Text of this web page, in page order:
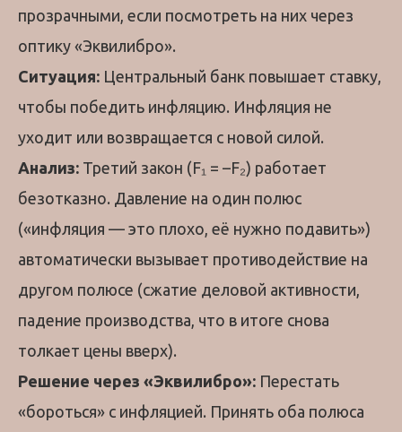
прозрачными, если посмотреть на них через
оптику «Эквилибро».
Ситуация: Центральный банк повышает ставку,
чтобы победить инфляцию. Инфляция не
уходит или возвращается с новой силой.
Анализ: Третий закон (F₁ = –F₂) работает
безотказно. Давление на один полюс
(«инфляция — это плохо, её нужно подавить»)
автоматически вызывает противодействие на
другом полюсе (сжатие деловой активности,
падение производства, что в итоге снова
толкает цены вверх).
Решение через «Эквилибро»: Перестать
«бороться» с инфляцией. Принять оба полюса